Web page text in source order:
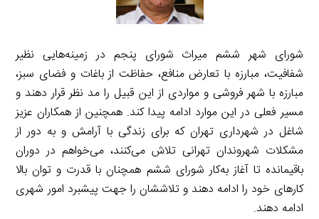
شورای شهر ششم میراث شورای پنجم در زمینه‌هایی نظیر
شفافیت، مبارزه با تعارض منافع، حفاظت از باغات و فضای سبز،
مبارزه با شهر فروشی و مواردی از این قبیل را مد نظر قرار دهند و
مسیر فعلی در این موارد ادامه پیدا کند. همچنین از همکاران عزیز
شاغل در شهرداری تهران که برای زندگی با آرامش و به دور از
مشکلات شهروندان تهرانی تلاش می‌کنند، می‌خواهم در دوران
باقیمانده تا آغاز به‌کار شورای ششم همچنان با قدرت و توان بالا
کارهای خود را ادامه دهند و تلاششان را جهت پیشبرد امور شهری
ادامه دهند.